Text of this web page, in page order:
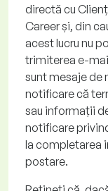
directă cu
Careerși, din
acest lucru nu
trimiterea e-
sunt mesaje de
notificare că
sau informații
notificare
la completarea
postare.